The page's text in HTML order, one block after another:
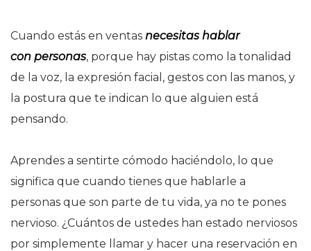
Cuando estás en ventas necesitas hablar
con personas, porque hay pistas como la tonalidad
de la voz, la expresión facial, gestos con las manos, y
la postura que te indican lo que alguien está
pensando.
Aprendes a sentirte cómodo haciéndolo, lo que
significa que cuando tienes que hablarle a
personas que son parte de tu vida, ya no te pones
nervioso. ¿Cuántos de ustedes han estado nerviosos
por simplemente llamar y hacer una reservación en